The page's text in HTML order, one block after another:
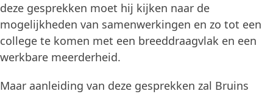
deze gesprekken moet hij kijken naar de
mogelijkheden van samenwerkingen en zo tot een
college te komen met een breeddraagvlak en een
werkbare meerderheid.
Maar aanleiding van deze gesprekken zal Bruins